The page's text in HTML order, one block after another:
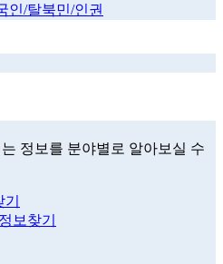
인/탈북민/인권
정보를 분야별로 알아보실 수
보찾기